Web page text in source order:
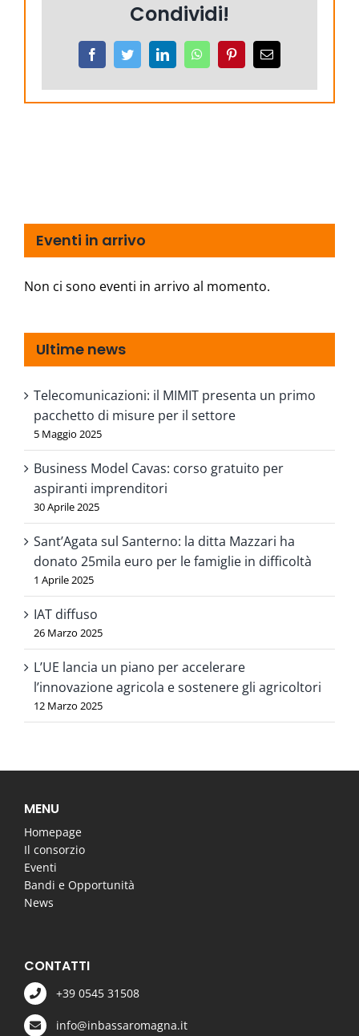
Condividi!
FacebookTwitterLinkedInWhatsAppPinterestEmail
Eventi in arrivo
Non ci sono eventi in arrivo al momento.
Ultime news
Telecomunicazioni: il MIMIT presenta un primo
pacchetto di misure per il settore
5 Maggio 2025
Business Model Cavas: corso gratuito per
aspiranti imprenditori
30 Aprile 2025
Sant’Agata sul Santerno: la ditta Mazzari ha
donato 25mila euro per le famiglie in difficoltà
1 Aprile 2025
IAT diffuso
26 Marzo 2025
L’UE lancia un piano per accelerare
l’innovazione agricola e sostenere gli agricoltori
12 Marzo 2025
MENU
Homepage
Il consorzio
Eventi
Bandi e Opportunità
News
CONTATTI
+39 0545 31508
info@inbassaromagna.it